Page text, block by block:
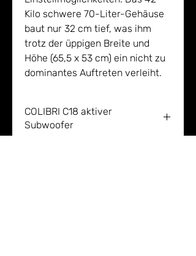
Kilo schwere 70-Liter-Gehäuse
baut nur 32 cm tief, was ihm
trotz der üppigen Breite und
Höhe (65,5 x 53 cm) ein nicht zu
dominantes Auftreten verleiht.
COLIBRI C18 aktiver
Subwoofer